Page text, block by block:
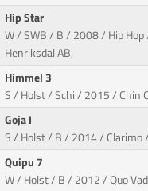
Hip Star
W / SWB / B / 2008 / Hip
Henriksdal AB,
Himmel 3
S / Holst / Schi / 2015 / Chin
Goja I
S / Holst / B / 2014 / Clarimo
Quipu 7
W / Holst / B / 2012 / Quo